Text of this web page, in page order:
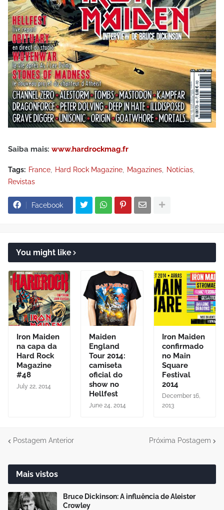
Saiba mais: www.hardrockmag.fr
Tags: France Hard Rock Magazine Magazines
Notícias
Revistas
Facebook
You might like
Iron Maiden
na capa da
Hard Rock
Magazine
#48
July 22, 2014
Maiden
England
Tour 2014:
camiseta
oficial do
show no
Hellfest
June 24, 2014
Iron Maiden
confirmado
no Main
Square
Festival
2014
December 16,
2013
Postagem Anterior Próxima Postagem
Mais vistos
Bruce Dickinson: A influência de Aleister
Crowley